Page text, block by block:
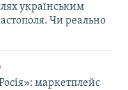
українським
Чи реально
маркетплейс